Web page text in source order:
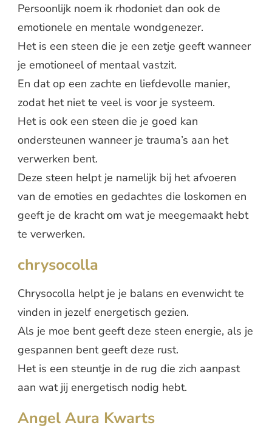
Persoonlijk noem ik rhodoniet dan ook de
emotionele en mentale wondgenezer.
Het is een steen die je een zetje geeft wanneer
je emotioneel of mentaal vastzit.
En dat op een zachte en liefdevolle manier,
zodat het niet te veel is voor je systeem.
Het is ook een steen die je goed kan
ondersteunen wanneer je trauma’s aan het
verwerken bent.
Deze steen helpt je namelijk bij het afvoeren
van de emoties en gedachtes die loskomen en
geeft je de kracht om wat je meegemaakt hebt
te verwerken.
chrysocolla
Chrysocolla helpt je je balans en evenwicht te
vinden in jezelf energetisch gezien.
Als je moe bent geeft deze steen energie, als je
gespannen bent geeft deze rust.
Het is een steuntje in de rug die zich aanpast
aan wat jij energetisch nodig hebt.
Angel Aura Kwarts